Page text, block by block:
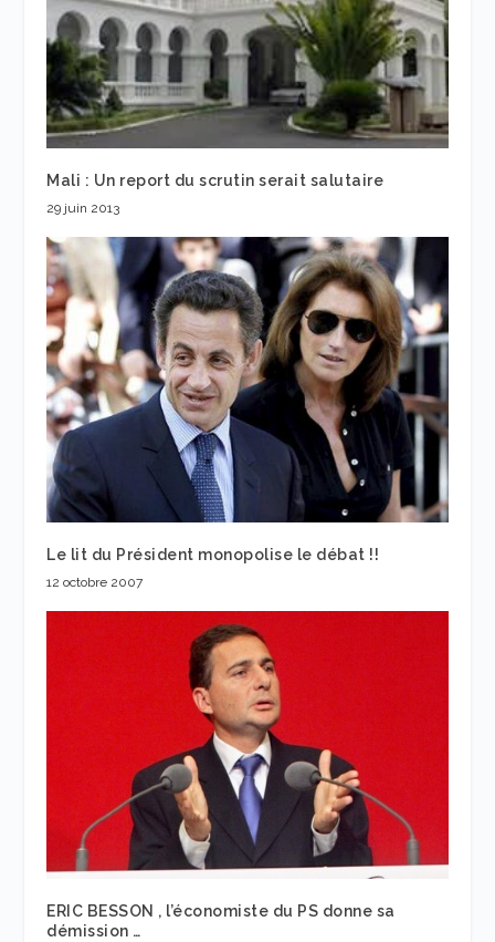
Mali : Un report du scrutin serait salutaire
29 juin 2013
Le lit du Président monopolise le débat !!
12 octobre 2007
ERIC BESSON , l’économiste du PS donne sa
démission …